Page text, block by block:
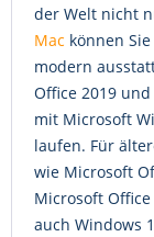
der Welt nicht
Mac können
modern
Office 2019
mit Microsoft
laufen. Für
wie Microsoft
Microsoft
auch Windows